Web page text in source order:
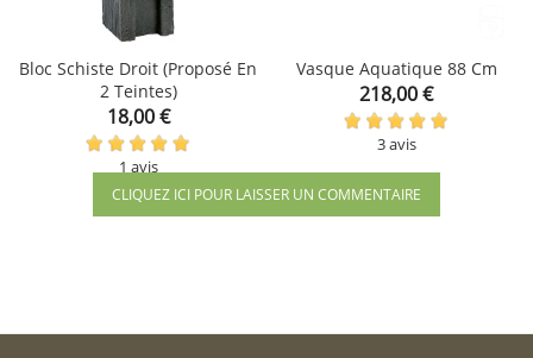
Bloc Schiste Droit (proposé En
2 Teintes)
Prix
18,00 €
1 avis
Vasque Aquatique 88 Cm
Prix
218,00 €
3 avis
CLIQUEZ ICI POUR LAISSER UN COMMENTAIRE